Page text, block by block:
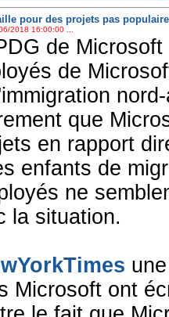
pour des projets pas
2018 16:00:00 ...
de Microsoft
de
que
en rapport
enfants de
ne
la situation.
Microsoft ont